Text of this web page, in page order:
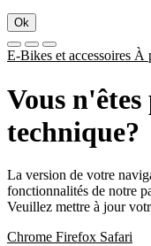
Ok
E-Bikes et accessoires À
Vous
technique?
La version de votre
fonctionnalités de notre
Veuillez mettre à jour
Chrome Firefox Safari